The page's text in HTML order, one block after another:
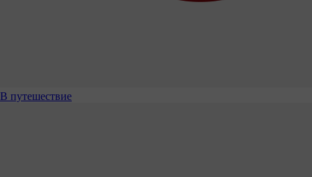
В путешествие